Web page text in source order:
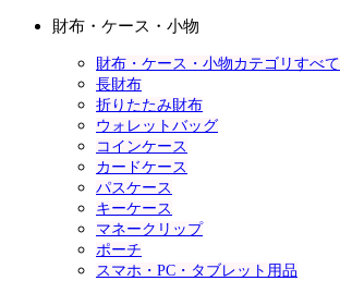
財布・ケース・小物
財布・ケース・小物カテゴリすべて
長財布
折りたたみ財布
ウォレットバッグ
コインケース
カードケース
パスケース
キーケース
マネークリップ
ポーチ
スマホ・PC・タブレット用品